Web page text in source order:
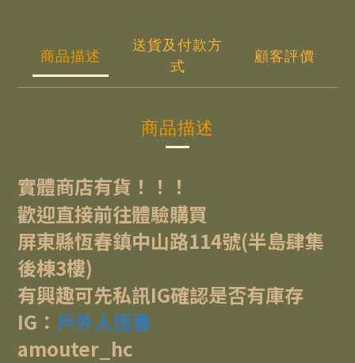
商品描述
送貨及付款方
式
顧客評價
商品描述
實體商店有貨！！！
歡迎直接前往體驗購買
屏東縣恆春鎮中山路114號(半島肆集
後棟3樓)
有興趣可先私訊IG確認是否有庫存
IG： 戶外人恆春
amouter_hc